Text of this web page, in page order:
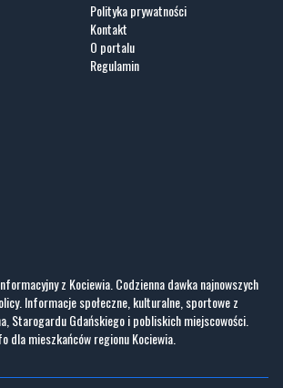
Polityka prywatności
Kontakt
O portalu
Regulamin
z Kociewia. Codzienna dawka najnowszych
Informacje społeczne, kulturalne, sportowe z
Starogardu Gdańskiego i pobliskich miejscowości.
dla mieszkańców regionu Kociewia.